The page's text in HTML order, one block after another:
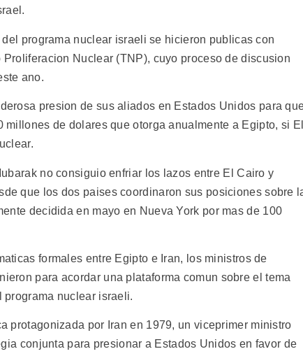
programa nuclear israeli se hicieron publicas con
Nuclear (TNP), cuyo proceso de discusion
ano.
presion de sus aliados en Estados Unidos para
millones de dolares que otorga anualmente a Egipto, si
no consiguio enfriar los lazos entre El Cairo y
que los dos paises coordinaron sus posiciones sobre
decidida en mayo en Nueva York por mas de 100
formales entre Egipto e Iran, los ministros de
para acordar una plataforma comun sobre el tema
programa nuclear israeli.
protagonizada por Iran en 1979, un viceprimer ministro
conjunta para presionar a Estados Unidos en favor de